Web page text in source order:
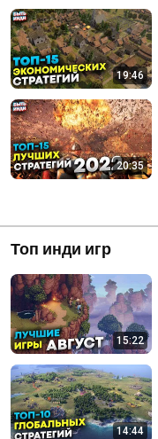
19:46
20:35
Топ инди игр
15:22
14:44